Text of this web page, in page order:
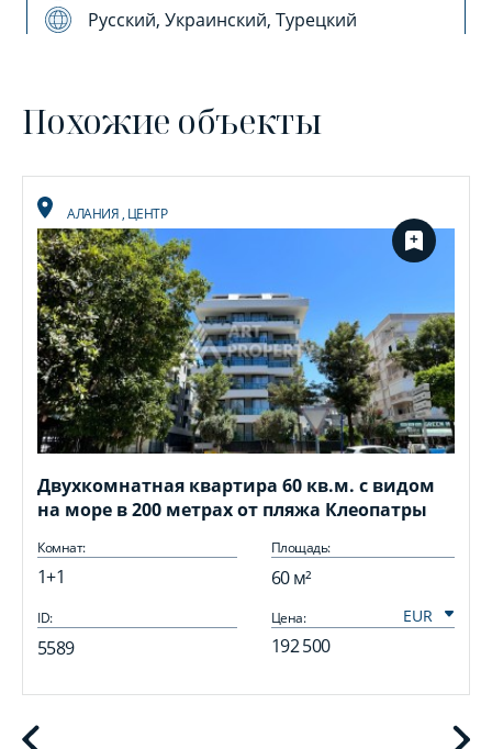
Русский, Украинский, Турецкий
Похожие объекты
АЛАНИЯ, ЦЕНТР
Двухкомнатная квартира 60 кв.м. с видом
на море в 200 метрах от пляжа Клеопатры
Комнат:
1+1
Площадь:
60 м²
ID:
5589
Цена:
192 500